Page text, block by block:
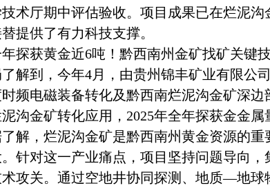
术厅期中评估验收。项目成果已在烂泥
提供了有力科技支撑。
获黄金近6吨！黔西南州金矿找矿关键技
解到，今年4月，由贵州锦丰矿业有限
频电磁装备转化及黔西南烂泥沟金矿深
沟金矿转化应用，2025年全年探获金金
，烂泥沟金矿是黔西南州黄金资源的重
针对这一产业痛点，项目坚持问题导向
攻关。通过空地井协同探测、地质—地